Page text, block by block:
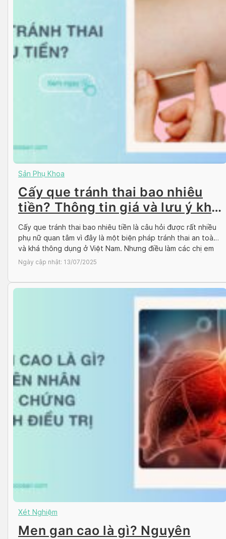
Sản Phụ Khoa
Cấy que tránh thai bao nhiêu
tiền? Thông tin giá và lưu ý khi
cấy
Cấy que tránh thai bao nhiêu tiền là câu hỏi được rất nhiều
phụ nữ quan tâm vì đây là một biện pháp tránh thai an toàn
và khá thông dụng ở Việt Nam. Nhưng điều làm các chị em
băn khoăn hơn cả vẫn là giá cả của việc cấy que và nơi nào
Ngày cập nhật: 13/07/2025
Xét Nghiệm
Men gan cao là gì? Nguyên